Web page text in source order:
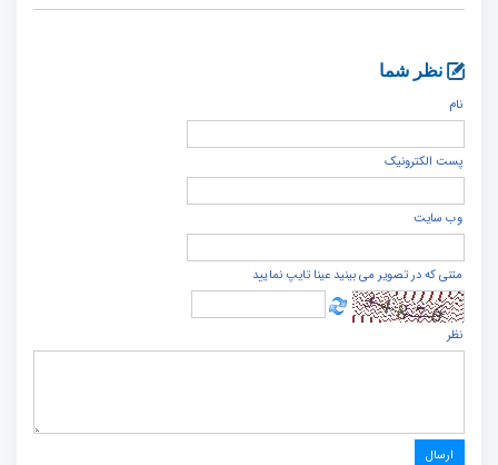
نظر شما
نام
پست الكترونيک
وب سایت
متنی که در تصویر می بینید عینا تایپ نمایید
نظر